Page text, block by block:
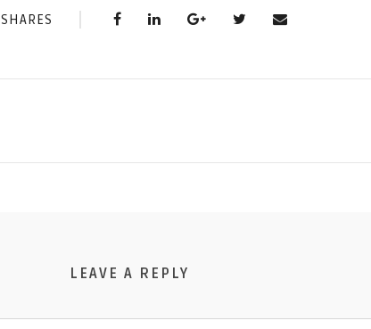
SHARES
LEAVE A REPLY